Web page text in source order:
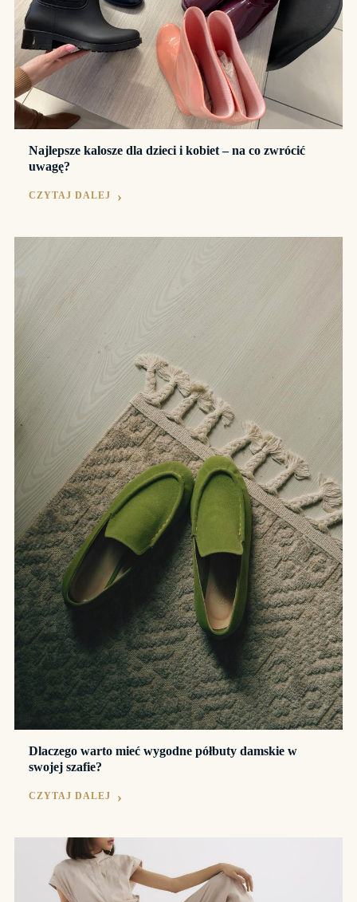
Najlepsze kalosze dla dzieci i kobiet – na co zwrócić
uwagę?
CZYTAJ DALEJ
Dlaczego warto mieć wygodne półbuty damskie w
swojej szafie?
CZYTAJ DALEJ